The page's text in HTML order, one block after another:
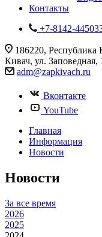
Контакты
+7-8142-
186220,
Кивач, ул. Заповедная,
adm@zapkivach.ru
Вконтакте
YouTube
Главная
Информация
Новости
Новости
За все время
2026
2025